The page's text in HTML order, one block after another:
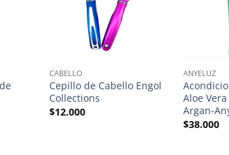
CABELLO
Cepillo de Cabello Engol
Collections
$12.000
ANYELUZ
Aloe
Argan-
$38.000